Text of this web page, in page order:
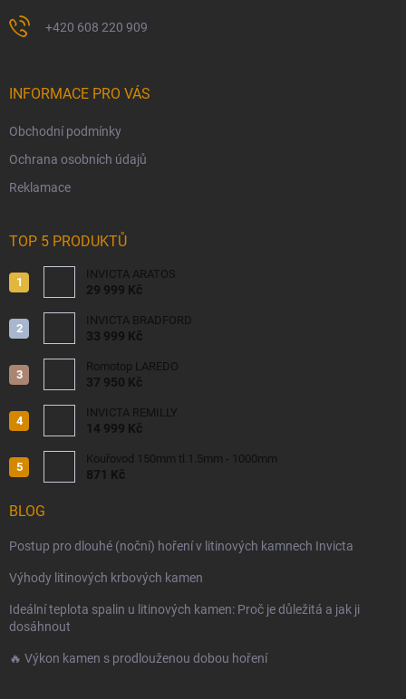
+420 608 220 909
INFORMACE PRO VÁS
Obchodní podmínky
Ochrana osobních údajů
Reklamace
TOP 5 PRODUKTŮ
INVICTA ARATOS
29 999 Kč
INVICTA BRADFORD
33 999 Kč
Romotop LAREDO
37 950 Kč
INVICTA REMILLY
14 999 Kč
Kouřovod 150mm tl.1.5mm - 1000mm
871 Kč
BLOG
Postup pro dlouhé (noční) hoření v litinových kamnech Invicta
Výhody litinových krbových kamen
Ideální teplota spalin u litinových kamen: Proč je důležitá a jak ji
dosáhnout
🔥 Výkon kamen s prodlouženou dobou hoření